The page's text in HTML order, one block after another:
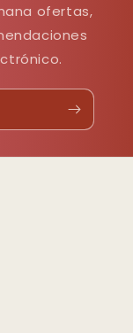
ofertas,